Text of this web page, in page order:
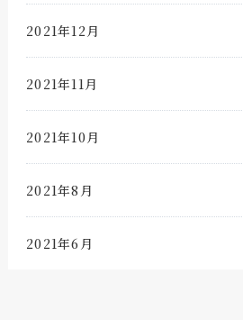
2021年12月
2021年11月
2021年10月
2021年8月
2021年6月